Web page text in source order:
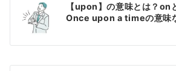
【upon】の意味とは？on
Once upon a timeの意味